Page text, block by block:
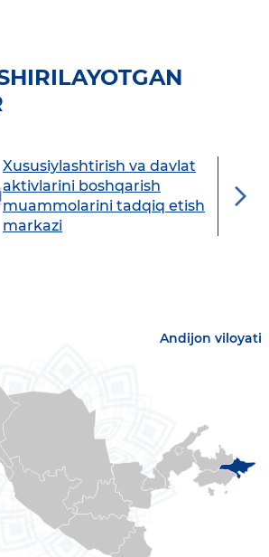
Xususiylashtirish va davlat
aktivlarini boshqarish
muammolarini tadqiq etish
markazi
Andijon viloyati